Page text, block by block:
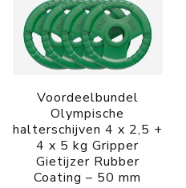
Voordeelbundel
Olympische
halterschijven 4 x 2,5 +
4 x 5 kg Gripper
Gietijzer Rubber
Coating – 50 mm